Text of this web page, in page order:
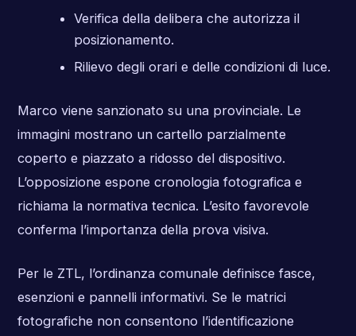
Verifica della delibera che autorizza il
posizionamento.
Rilievo degli orari e delle condizioni di luce.
Marco viene sanzionato su una provinciale. Le
immagini mostrano un cartello parzialmente
coperto e piazzato a ridosso del dispositivo.
L’opposizione espone cronologia fotografica e
richiama la normativa tecnica. L’esito favorevole
conferma l’importanza della prova visiva.
Per le ZTL, l’ordinanza comunale definisce fasce,
esenzioni e pannelli informativi. Se le matrici
fotografiche non consentono l’identificazione